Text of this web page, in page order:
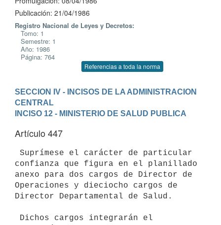
Publicación: 21/04/1986
Registro Nacional de Leyes y Decretos:
Tomo: 1
Semestre: 1
Año: 1986
Página: 764
Referencias a toda la norma
SECCION IV - INCISOS DE LA ADMINISTRACION
CENTRAL
INCISO 12 - MINISTERIO DE SALUD PUBLICA
Artículo 447
confianza que figura en el planillado
anexo para dos cargos de Director de
Operaciones y dieciocho cargos de
Director Departamental de Salud.